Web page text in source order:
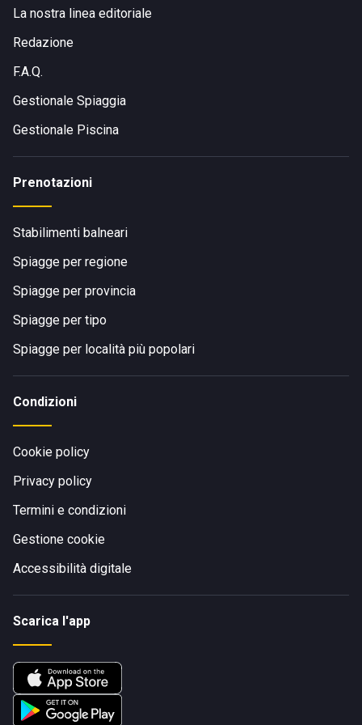
La nostra linea editoriale
Redazione
F.A.Q.
Gestionale Spiaggia
Gestionale Piscina
Prenotazioni
Stabilimenti balneari
Spiagge per regione
Spiagge per provincia
Spiagge per tipo
Spiagge per località più popolari
Condizioni
Cookie policy
Privacy policy
Termini e condizioni
Gestione cookie
Accessibilità digitale
Scarica l'app